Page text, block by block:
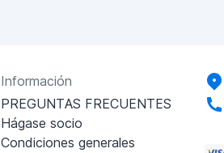
Información
PREGUNTAS FRECUENTES
Hágase socio
Condiciones generales